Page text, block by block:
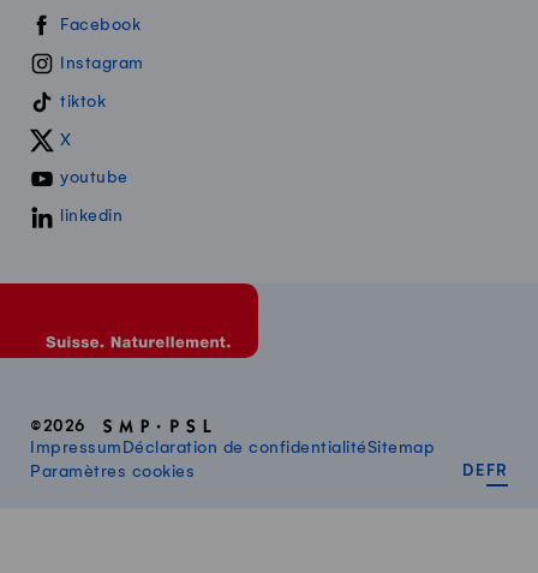
Swissmilk sur les réseaux sociaux
Facebook
Instagram
tiktok
X
youtube
linkedin
©2026
Impressum Déclaration de confidentialitéSitemap
Paramètres cookies
DE FR